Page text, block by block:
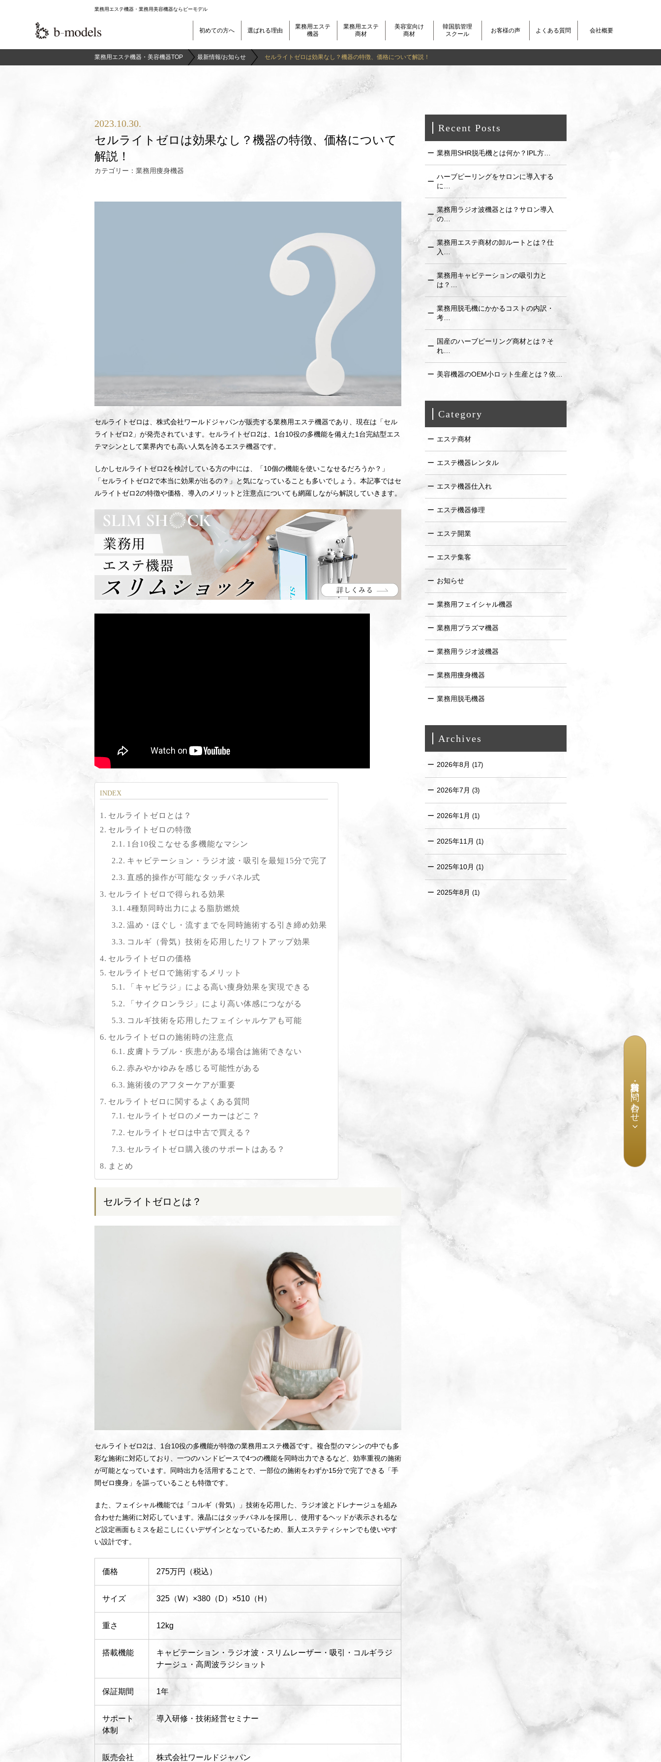
業務用エステ機器・業務用美容機器ならビーモデル
初めての方へ 選ばれる理由
業務用エステ
機器
業務用エステ
商材
美容室向け
商材
韓国肌管理
スクール
お客様の声 よくある質問 会社概要
資料請求・お問い合わせ
業務用エステ機器・美容機器TOP 最新情報/お知らせ セルライトゼロは効果なし？機器の特徴、価格について解説！
2023.10.30.
セルライトゼロは効果なし？機器の特徴、価格について
解説！
カテゴリー： 業務用痩身機器
セルライトゼロは、株式会社ワールドジャパンが販売する業務用エステ機器であり、現在は「セル
ライトゼロ2」が発売されています。セルライトゼロ2は、1台10役の多機能を備えた1台完結型エス
テマシンとして業界内でも高い人気を誇るエステ機器です。
しかしセルライトゼロ2を検討している方の中には、「10個の機能を使いこなせるだろうか？」
「セルライトゼロ2で本当に効果が出るの？」と気になっていることも多いでしょう。本記事ではセ
ルライトゼロ2の特徴や価格、導入のメリットと注意点についても網羅しながら解説していきます。
セルライトゼロとは？
セルライトゼロの特徴
1台10役こなせる多機能なマシン
キャビテーション・ラジオ波・吸引を最短15分で完了
直感的操作が可能なタッチパネル式
セルライトゼロで得られる効果
4種類同時出力による脂肪燃焼
温め・ほぐし・流すまでを同時施術する引き締め効果
コルギ（骨気）技術を応用したリフトアップ効果
セルライトゼロの価格
セルライトゼロで施術するメリット
「キャビラジ」による高い痩身効果を実現できる
「サイクロンラジ」により高い体感につながる
コルギ技術を応用したフェイシャルケアも可能
セルライトゼロの施術時の注意点
皮膚トラブル・疾患がある場合は施術できない
赤みやかゆみを感じる可能性がある
施術後のアフターケアが重要
セルライトゼロに関するよくある質問
セルライトゼロのメーカーはどこ？
セルライトゼロは中古で買える？
セルライトゼロ購入後のサポートはある？
まとめ
セルライトゼロとは？
セルライトゼロ2は、1台10役の多機能が特徴の業務用エステ機器です。複合型のマシンの中でも多
彩な施術に対応しており、一つのハンドピースで4つの機能を同時出力できるなど、効率重視の施術
が可能となっています。同時出力を活用することで、一部位の施術をわずか15分で完了できる「手
間ゼロ痩身」を謳っていることも特徴です。
また、フェイシャル機能では「コルギ（骨気）」技術を応用した、ラジオ波とドレナージュを組み
合わせた施術に対応しています。液晶にはタッチパネルを採用し、使用するヘッドが表示されるな
ど設定画面もミスを起こしにくいデザインとなっているため、新人エステティシャンでも使いやす
い設計です。
価格 275万円（税込）
サイズ 325（W）×380（D）×510（H）
重さ 12kg
搭載機能
キャビテーション・ラジオ波・スリムレーザー・吸引・コルギラジ
ナージュ・高周波ラジショット
保証期間 1年
サポート
体制
導入研修・技術経営セミナー
販売会社 株式会社ワールドジャパン
Recent Posts
業務用SHR脱毛機とは何か？IPL方…
ハーブピーリングをサロンに導入する
に…
業務用ラジオ波機器とは？サロン導入
の…
業務用エステ商材の卸ルートとは？仕
入…
業務用キャビテーションの吸引力と
は？…
業務用脱毛機にかかるコストの内訳・
考…
国産のハーブピーリング商材とは？そ
れ…
美容機器のOEM小ロット生産とは？依…
Category
エステ商材
エステ機器レンタル
エステ機器仕入れ
エステ機器修理
エステ開業
エステ集客
お知らせ
業務用フェイシャル機器
業務用プラズマ機器
業務用ラジオ波機器
業務用痩身機器
業務用脱毛機器
Archives
2026年8月 (17)
2026年7月 (3)
2026年1月 (1)
2025年11月 (1)
2025年10月 (1)
2025年8月 (1)